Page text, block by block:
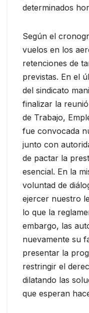
determinados
Según el
vuelos en los
retenciones de
previstas. En el
del sindicato
finalizar la
de Trabajo,
fue convocada
junto con
de pactar la
esencial. En la
voluntad de
ejercer nuestro
lo que la
embargo, las
nuevamente su
presentar la
restringir el
dilatando las
que esperan